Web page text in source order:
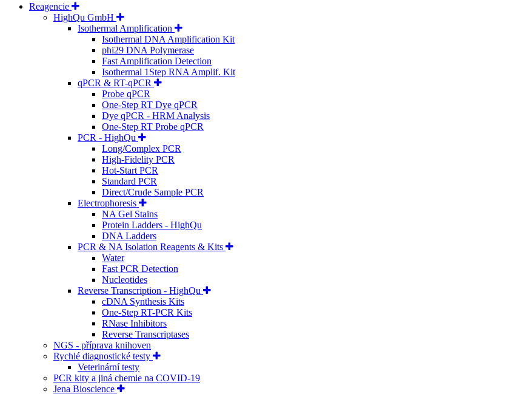
Reagencie
HighQu GmbH
Isothermal Amplification
Isothermal DNA Amplification Kit
phi29 DNA Polymerase
Fast Amplification Detection
Isothermal 1Step RNA Amplif. Kit
qPCR & RT-qPCR
Probe qPCR
One-Step RT Dye qPCR
Dye qPCR - HRM Analysis
One-Step RT Probe qPCR
PCR - HighQu
Long/Complex PCR
High-Fidelity PCR
Hot-Start PCR
Standard PCR
Direct/Crude Sample PCR
Electrophoresis
NA Gel Stains
Protein Ladders - HighQu
DNA Ladders
PCR & NA Isolation Reagents & Kits
Water
Fast PCR Detection
Nucleotides
Reverse Transcription - HighQu
cDNA Synthesis Kits
One-Step RT-PCR Kits
RNase Inhibitors
Reverse Transcriptases
NGS - příprava knihoven
Rychlé diagnostické testy
Veterinární testy
PCR kity a jiná chemie na COVID-19
Jena Bioscience